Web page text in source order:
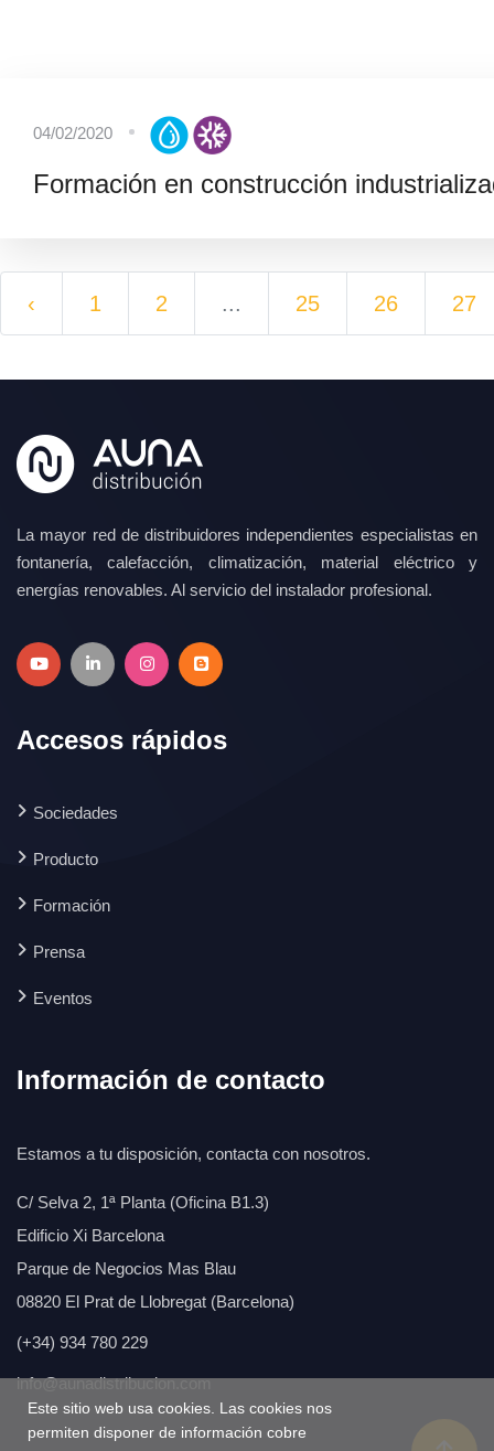
04/02/2020
Formación en construcción
‹ 1 2 ... 25 26 27
La mayor red de distribuidores independientes especialistas en
fontanería, calefacción, climatización, material eléctrico y
energías renovables. Al servicio del instalador profesional.
Accesos rápidos
Sociedades
Producto
Formación
Prensa
Eventos
Información de contacto
Estamos a tu disposición, contacta con nosotros.
C/ Selva 2, 1ª Planta (Oficina B1.3)
Edificio Xi Barcelona
Parque de Negocios Mas Blau
08820 El Prat de Llobregat (Barcelona)
(+34) 934 780 229
info@aunadistribucion.com
Este sitio web usa cookies. Las cookies nos
permiten disponer de información cobre